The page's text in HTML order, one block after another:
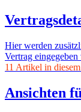
Hier werden
Vertrag
11 Artikel in
Ansichten